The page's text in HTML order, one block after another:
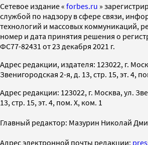
Cетевое издание « forbes.ru »
службой по надзору в сфере связи,
технологий и массовых коммуникаций,
номер и дата принятия решения о
ФС77-82431 от 23 декабря 2021 г.
Адрес редакции, издателя: 123022, г.
Звенигородская 2-я, д. 13, стр. 15, эт. 4,
Адрес редакции: 123022, г. Москва, ул.
13, стр. 15, эт. 4, пом. X, ком. 1
Главный редактор: Мазурин Николай
Адрес электронной почты редакции: